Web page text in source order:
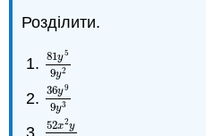
Розділити.
81y5
9y2
81y5
36y9
9y3
36y9
52x2y